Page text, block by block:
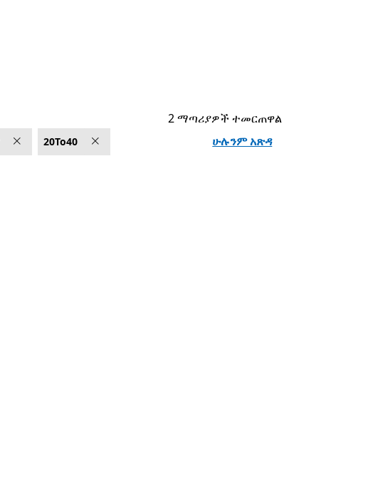
20To40
2 ማጣሪያዎች ተመርጠዋል
ሁሉንም አጽዳ